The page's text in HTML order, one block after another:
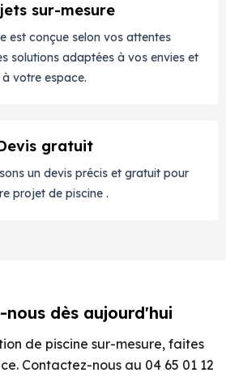
sur-mesure
est conçue selon vos attentes
solutions adaptées à vos envies et
à votre espace.
gratuit
un devis précis et gratuit pour
projet de piscine .
dès aujourd'hui
de piscine sur-mesure, faites
Contactez-nous au 04 65 01 12